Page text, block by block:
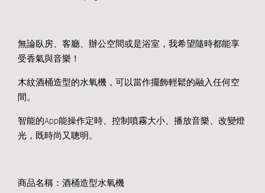
無論臥房、客廳、辦公空間或是浴室，我希望隨時都能享
受香氣與音樂！
木紋酒桶造型的水氧機，可以當作擺飾輕鬆的融入任何空
間。
智能的App能操作定時、控制噴霧大小、播放音樂、改變燈
光，既時尚又聰明。
商品名稱：酒桶造型水氧機